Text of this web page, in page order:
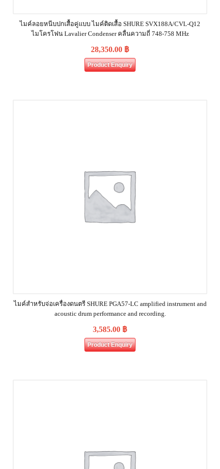
ไมค์ลอยหนีบปกเสื้อคู่แบบ ไมค์ติดเสื้อ SHURE SVX188A/CVL-Q12
ไมโครโฟน Lavalier Condenser คลื่นความถี่ 748-758 MHz
28,350.00 ฿
Product Enquiry
ไมค์สำหรับจ่อเครื่องดนตรี SHURE PGA57-LC amplified instrument and
acoustic drum performance and recording.
3,585.00 ฿
Product Enquiry